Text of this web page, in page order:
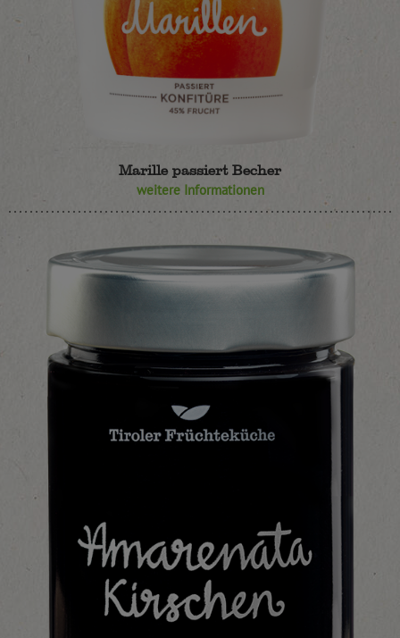
Marille passiert Becher
weitere Informationen